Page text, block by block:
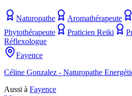
Naturopathe Aromathérapeute
Phytothérapeute
Praticien Reiki
Réflexologue
Fayence
Céline Gonzalez - Naturopathe
Aussi à Fayence